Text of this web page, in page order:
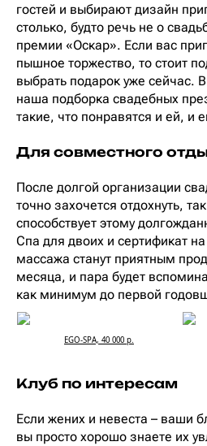
гостей и выбирают дизайн
столько, будто речь не о
премии «Оскар». Если вас
пышное торжество, то стоит
выбрать подарок уже сейчас.
наша подборка свадебных
такие, что понравятся и ей, и
Для совместного
После долгой организации
точно захочется отдохнуть,
способствует этому
Спа для двоих и сертификат
массажа станут приятным
месяца, и пара будет
как минимум до первой
EGO-SPA, 40 000 р.
Клуб по интересам
Если жених и невеста – ваши
вы просто хорошо знаете их